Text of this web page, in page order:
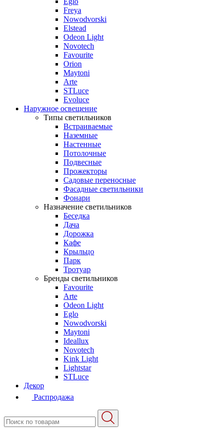
Freya
Nowodvorski
Elstead
Odeon Light
Novotech
Favourite
Orion
Maytoni
Arte
STLuce
Evoluce
Наружное освещение
Типы светильников
Встраиваемые
Наземные
Настенные
Потолочные
Подвесные
Прожекторы
Садовые переносные
Фасадные светильники
Фонари
Назначение светильников
Беседка
Дача
Дорожка
Кафе
Крыльцо
Парк
Тротуар
Бренды светильников
Favourite
Arte
Odeon Light
Eglo
Nowodvorski
Maytoni
Ideallux
Novotech
Kink Light
Lightstar
STLuce
Декор
Распродажа